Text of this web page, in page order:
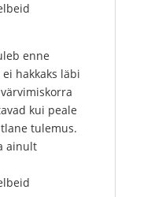
enne
hakkaks läbi
kui peale
tulemus.
ainult